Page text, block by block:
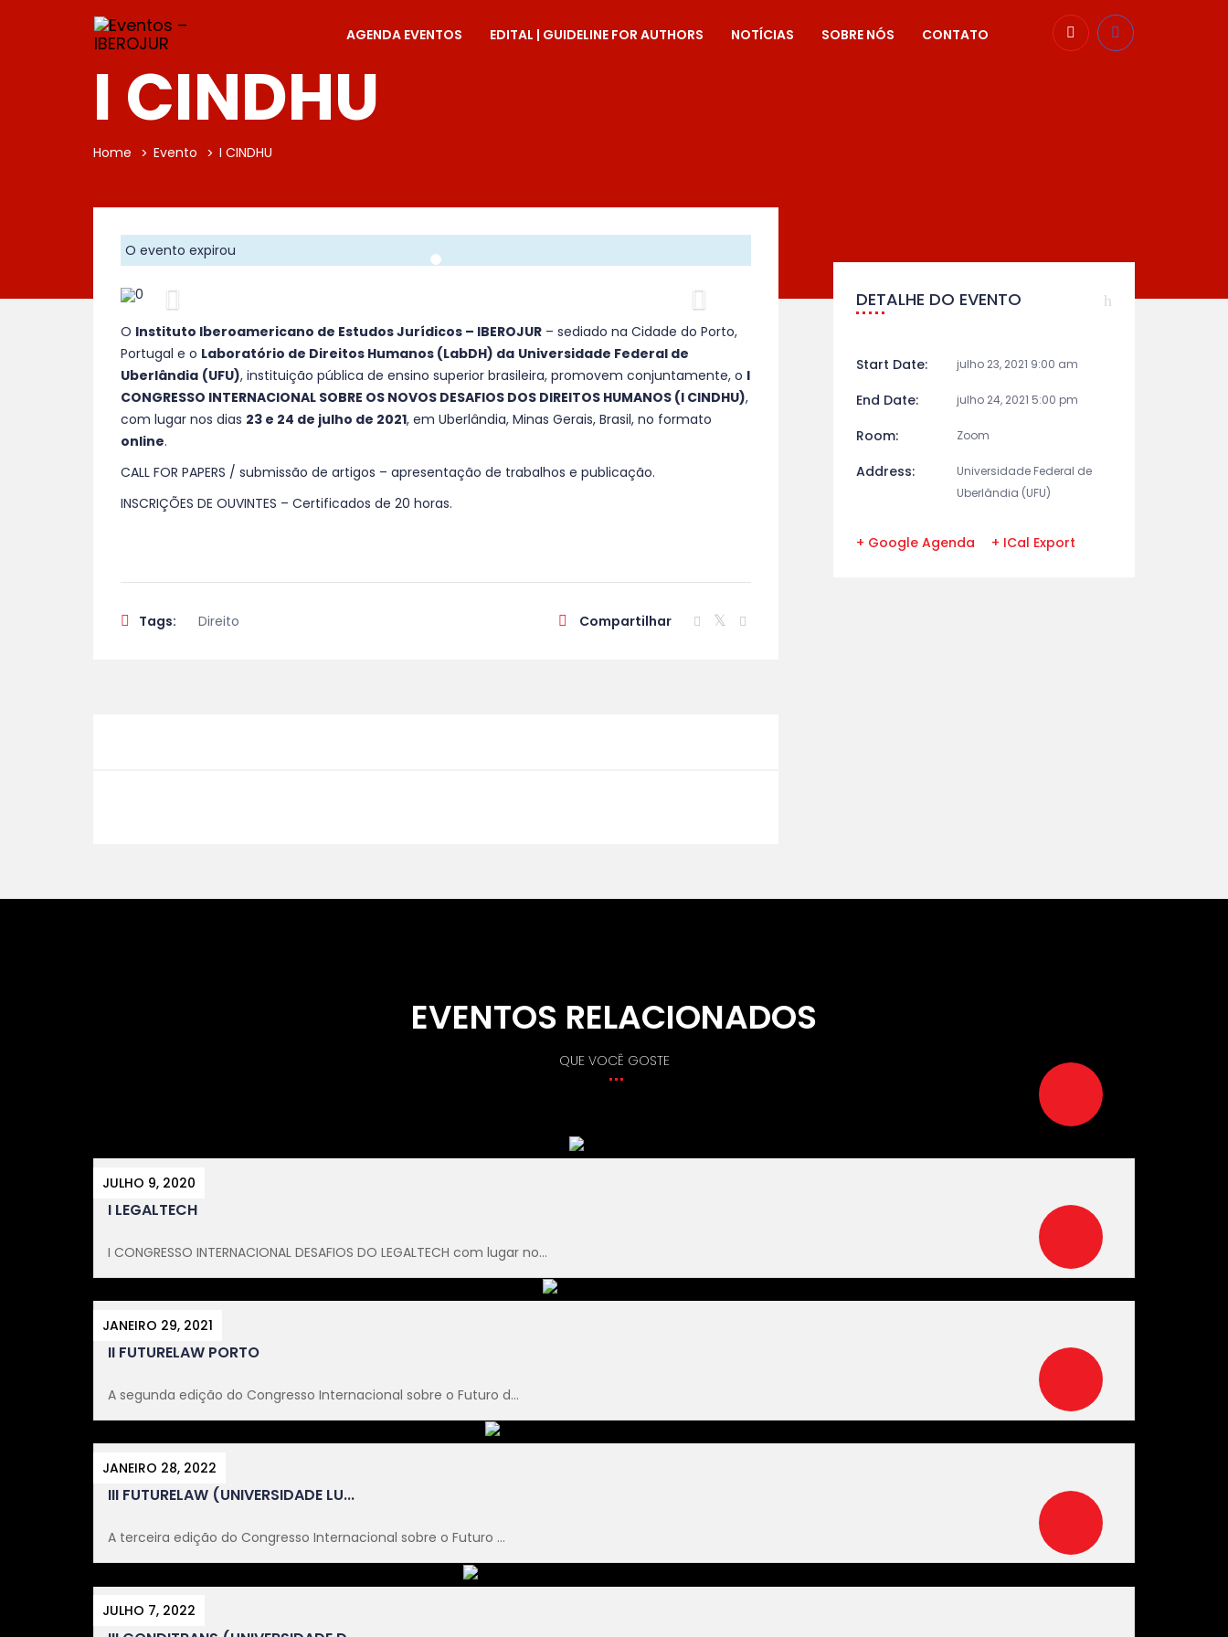
AGENDA EVENTOS EDITAL | GUIDELINE FOR AUTHORS NOTÍCIAS SOBRE NÓS CONTATO
I CINDHU
Home Evento I CINDHU
O evento expirou
Anterior Proximo
O Instituto Iberoamericano de Estudos Jurídicos – IBEROJUR – sediado na Cidade do Porto,
Portugal e o Laboratório de Direitos Humanos (LabDH) da Universidade Federal de
Uberlândia (UFU), instituição pública de ensino superior brasileira, promovem conjuntamente, o I
CONGRESSO INTERNACIONAL SOBRE OS NOVOS DESAFIOS DOS DIREITOS HUMANOS (I CINDHU),
com lugar nos dias 23 e 24 de julho de 2021, em Uberlândia, Minas Gerais, Brasil, no formato
online.
CALL FOR PAPERS / submissão de artigos – apresentação de trabalhos e publicação.
INSCRIÇÕES DE OUVINTES – Certificados de 20 horas.
Tags: Direito Compartilhar
DETALHE DO EVENTO
Start Date: julho 23, 2021 9:00 am
End Date: julho 24, 2021 5:00 pm
Room: Zoom
Address:
Universidade Federal de
Uberlândia (UFU)
+ Google Agenda + ICal Export
EVENTOS RELACIONADOS
QUE VOCÊ GOSTE
JULHO 9, 2020
I LEGALTECH
I CONGRESSO INTERNACIONAL DESAFIOS DO LEGALTECH com lugar no...
JANEIRO 29, 2021
II FUTURELAW PORTO
A segunda edição do Congresso Internacional sobre o Futuro d...
JANEIRO 28, 2022
III FUTURELAW (UNIVERSIDADE LU...
A terceira edição do Congresso Internacional sobre o Futuro ...
JULHO 7, 2022